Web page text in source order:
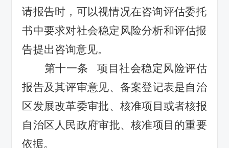
请报告时，可以视情况在咨询评估委托
书中要求对社会稳定风险分析和评估报
告提出咨询意见。
第十一条
项目社会稳定风险评估
报告及其评审意见、备案登记表是自治
区发展改革委审批、核准项目或者核报
自治区人民政府审批、核准项目的重要
依据。